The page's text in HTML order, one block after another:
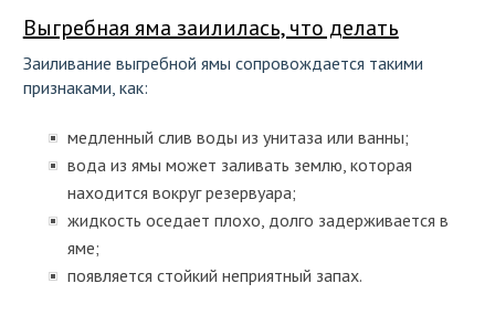
Выгребная яма заилилась, что делать
Заиливание выгребной ямы сопровождается такими
признаками, как:
медленный слив воды из унитаза или ванны;
вода из ямы может заливать землю, которая
находится вокруг резервуара;
жидкость оседает плохо, долго задерживается в
яме;
появляется стойкий неприятный запах.